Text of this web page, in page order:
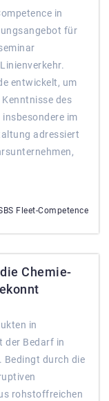
in
für
entwickelt, um
des
im
adressiert
Fleet-Competence
Chemie-
in
der Bedarf in
Bedingt durch die
rohstoffreichen